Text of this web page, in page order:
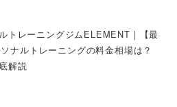
トレーニングジムELEMENT｜【最
ナルトレーニングの料金相場は？
解説